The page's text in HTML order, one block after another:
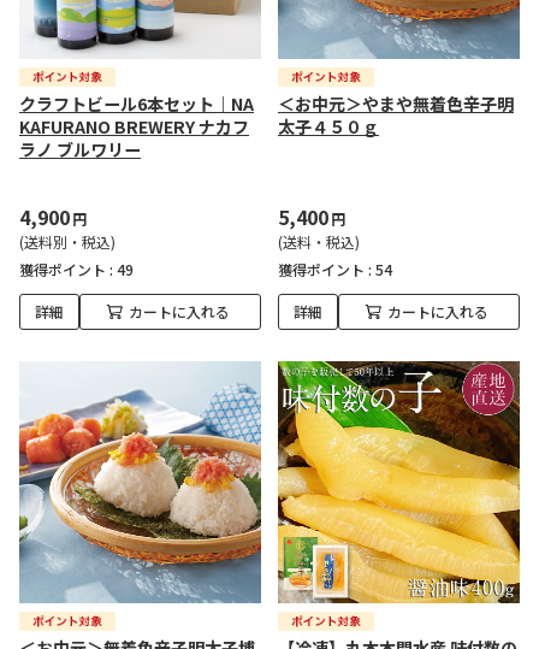
クラフトビール6本セット｜NA
KAFURANO BREWERY ナカフ
ラノ ブルワリー
4,900円
(送料別・税込)
獲得ポイント : 49
詳細 カートに入れる
＜お中元＞やまや無着色辛子明
太子４５０ｇ
5,400円
(送料・税込)
獲得ポイント : 54
詳細 カートに入れる